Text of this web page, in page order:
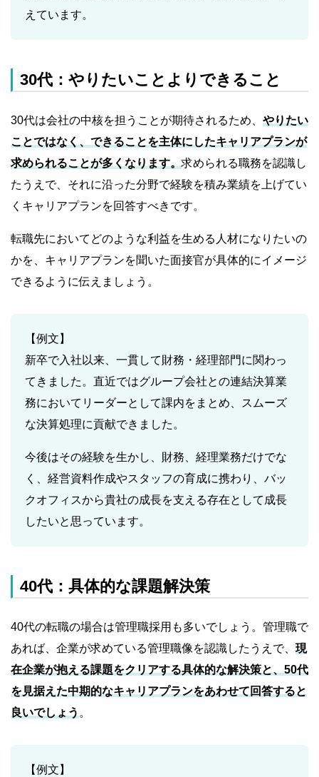
えています。
30代：やりたいことよりできること
30代は会社の中核を担うことが期待されるため、 やりたい
ことではなく、できることを主体にしたキャリアプランが
求められることが多くなります。求められる職務を認識し
たうえで、それに沿った分野で経験を積み業績を上げてい
くキャリアプランを回答すべきです。
転職先においてどのような利益を生める人材になりたいの
かを、キャリアプランを聞いた面接官が具体的にイメージ
できるように伝えましょう。
【例文】
新卒で入社以来、一貫して財務・経理部門に関わっ
てきました。直近ではグループ会社との連結決算業
務においてリーダーとして課内をまとめ、スムーズ
な決算処理に貢献できました。
今後はその経験を生かし、財務、経理業務だけでな
く、経営資料作成やスタッフの育成に携わり、バッ
クオフィスから貴社の成長を支える存在として成長
したいと思っています。
40代：具体的な課題解決策
40代の転職の場合は管理職採用も多いでしょう。管理職で
あれば、企業が求めている管理職像を認識したうえで、 現
在企業が抱える課題をクリアする具体的な解決策と、50代
を見据えた中期的なキャリアプランをあわせて回答すると
良いでしょう 。
【例文】